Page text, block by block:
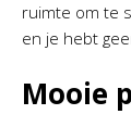
ruimte om te
en je hebt
Mooie